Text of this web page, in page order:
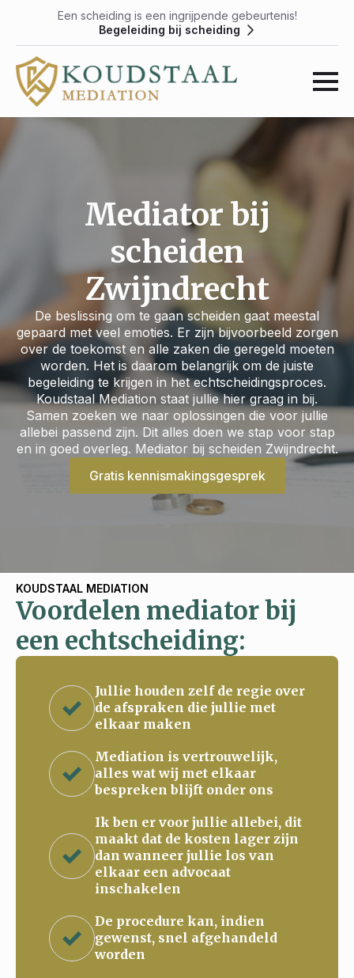
Een scheiding is een ingrijpende gebeurtenis!
Begeleiding bij scheiding
Mediator bij
scheiden
Zwijndrecht
De beslissing om te gaan scheiden gaat meestal
gepaard met veel emoties. Er zijn bijvoorbeeld zorgen
over de toekomst en alle zaken die geregeld moeten
worden. Het is daarom belangrijk om de juiste
begeleiding te krijgen in het echtscheidingsproces.
Koudstaal Mediation staat jullie hier graag in bij.
Samen zoeken we naar oplossingen die voor jullie
allebei passend zijn. Dit alles doen we stap voor stap
en in goed overleg. Mediator bij scheiden Zwijndrecht.
Gratis kennismakingsgesprek
KOUDSTAAL MEDIATION
Voordelen mediator bij
een echtscheiding:
Jullie houden zelf de regie over
de afspraken die jullie met
elkaar maken
Mediation is vertrouwelijk,
alles wat wij met elkaar
bespreken blijft onder ons
Ik ben er voor jullie allebei, dit
maakt dat de kosten lager zijn
dan wanneer jullie los van
elkaar een advocaat
inschakelen
De procedure kan, indien
gewenst, snel afgehandeld
worden